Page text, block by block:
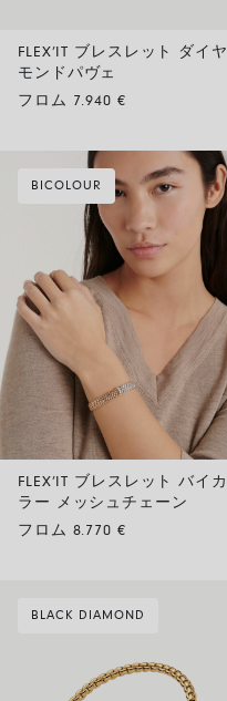
FLEX’IT ブレスレット ダイヤ
モンドパヴェ
フロム 7.940 €
BICOLOUR
FLEX’IT ブレスレット バイカ
ラー メッシュチェーン
フロム 8.770 €
BLACK DIAMOND